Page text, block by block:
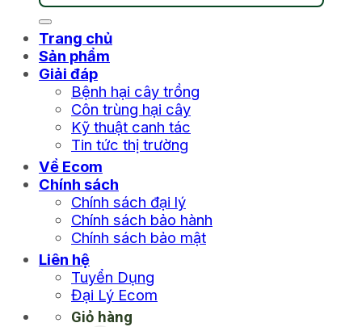
Trang chủ
Sản phẩm
Giải đáp
Bệnh hại cây trồng
Côn trùng hại cây
Kỹ thuật canh tác
Tin tức thị trường
Về Ecom
Chính sách
Chính sách đại lý
Chính sách bảo hành
Chính sách bảo mật
Liên hệ
Tuyển Dụng
Đại Lý Ecom
Giỏ hàng